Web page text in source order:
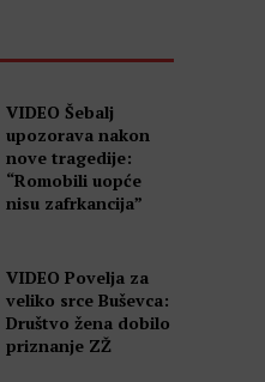
VIDEO Šebalj
upozorava nakon
nove tragedije:
“Romobili uopće
nisu zafrkancija”
VIDEO Povelja za
veliko srce Buševca:
Društvo žena dobilo
priznanje ZŽ